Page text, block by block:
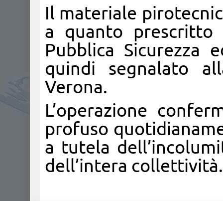
Il materiale
a quanto
Pubblica Sicurezza
quindi segnalato
Verona.
L’operazione
profuso
a tutela
dell’intera collettività.